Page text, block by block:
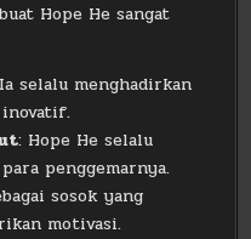
Hope He sangat
selalu menghadirkan
: Hope He selalu
penggemarnya.
sosok yang
motivasi.